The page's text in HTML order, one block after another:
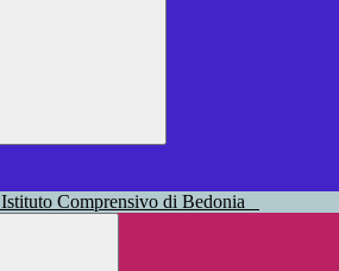
Istituto Comprensivo di Bedonia